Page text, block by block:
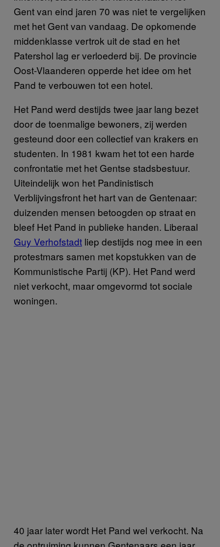
Gent van eind jaren 70 was niet te vergelijken
met het Gent van vandaag. De opkomende
middenklasse vertrok uit de stad en het
Patershol lag er verloederd bij. De provincie
Oost-Vlaanderen opperde het idee om het
Pand te verbouwen tot een hotel.
Het Pand werd destijds twee jaar lang bezet
door de toenmalige bewoners, zij werden
gesteund door een collectief van krakers en
studenten. In 1981 kwam het tot een harde
confrontatie met het Gentse stadsbestuur.
Uiteindelijk won het Pandinistisch
Verblijvingsfront het hart van de Gentenaar:
duizenden mensen betoogden op straat en
bleef Het Pand in publieke handen. Liberaal
Guy Verhofstadt liep destijds nog mee in een
protestmars samen met kopstukken van de
Kommunistische Partij (KP). Het Pand werd
niet verkocht, maar omgevormd tot sociale
woningen.
40 jaar later wordt Het Pand wel verkocht. Na